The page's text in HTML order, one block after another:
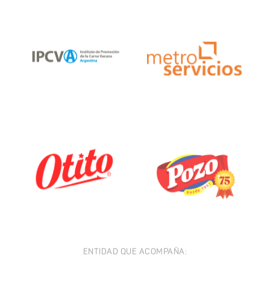
ENTIDAD QUE ACOMPAÑA: